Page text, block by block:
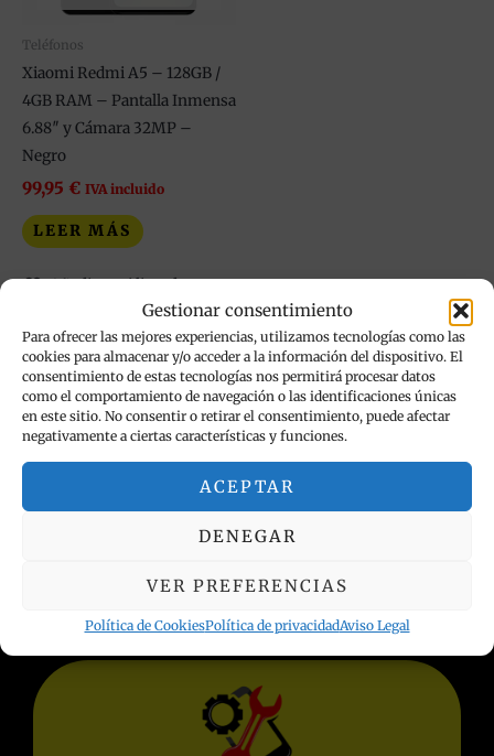
Gestionar consentimiento
Para ofrecer las mejores experiencias, utilizamos tecnologías como las
cookies para almacenar y/o acceder a la información del dispositivo. El
consentimiento de estas tecnologías nos permitirá procesar datos
como el comportamiento de navegación o las identificaciones únicas
en este sitio. No consentir o retirar el consentimiento, puede afectar
negativamente a ciertas características y funciones.
ACEPTAR
DENEGAR
VER PREFERENCIAS
Política de CookiesPolítica de privacidadAviso Legal
Teléfonos
Xiaomi Redmi A5 – 128GB /
4GB RAM – Pantalla Inmensa
6.88″ y Cámara 32MP –
Negro
99,95 € IVA incluido
LEER MÁS
Añadir a mi lista de
INFORMACIÓN LEGAL
Términos y condiciones
Política de Cookies